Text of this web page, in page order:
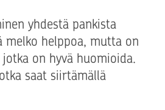
yhdestä pankista
melko helppoa, mutta on
on hyvä huomioida.
saat siirtämällä